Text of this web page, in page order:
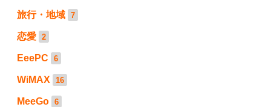
旅行・地域 7
恋愛 2
EeePC 6
WiMAX 16
MeeGo 6